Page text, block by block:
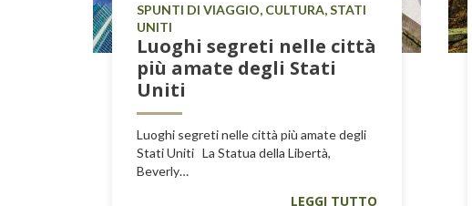
SPUNTI DI VIAGGIO, CULTURA, STATI
UNITI
Luoghi segreti nelle città
più amate degli Stati
Uniti
Luoghi segreti nelle città più amate degli
Stati Uniti La Statua della Libertà,
Beverly…
LEGGI TUTTO